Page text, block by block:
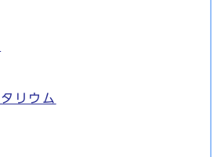
リウム